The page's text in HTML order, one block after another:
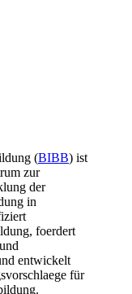
(BIBB) ist
zur
der
in
foerdert
entwickelt
für